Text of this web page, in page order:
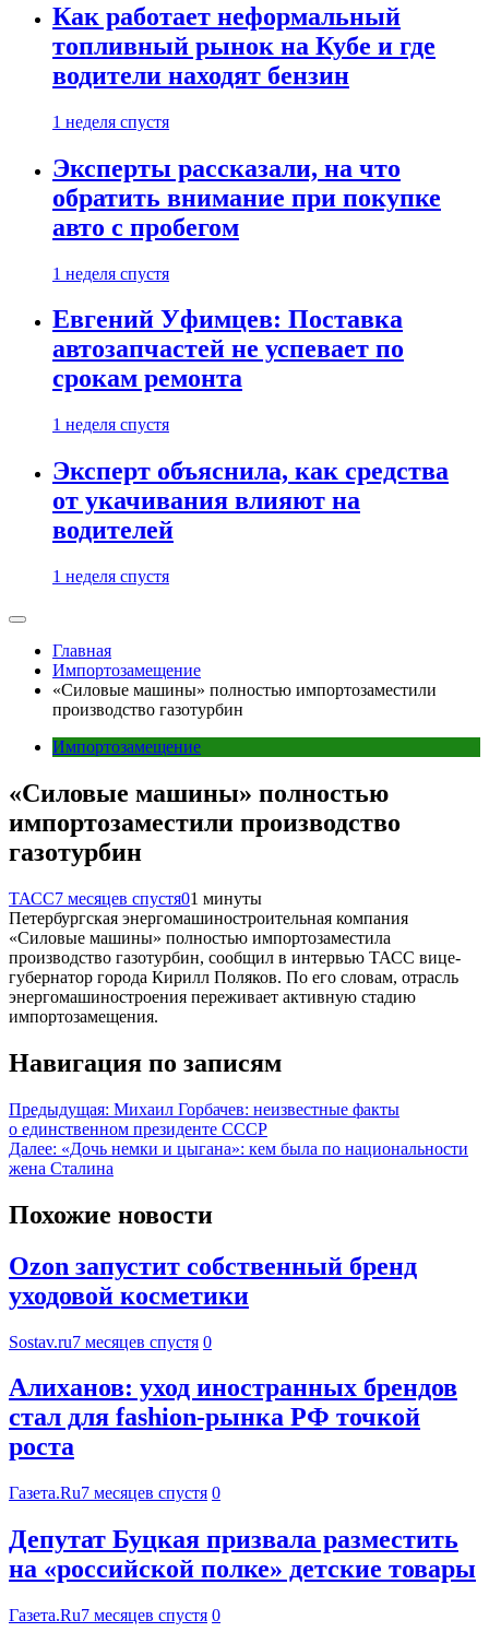
Как работает неформальный
топливный рынок на Кубе и где
водители находят бензин
1 неделя спустя
Эксперты рассказали, на что
обратить внимание при покупке
авто с пробегом
1 неделя спустя
Евгений Уфимцев: Поставка
автозапчастей не успевает по
срокам ремонта
1 неделя спустя
Эксперт объяснила, как средства
от укачивания влияют на
водителей
1 неделя спустя
Главная
Импортозамещение
«Силовые машины» полностью импортозаместили
производство газотурбин
Импортозамещение
«Силовые машины» полностью
импортозаместили производство
газотурбин
ТАСС7 месяцев спустя01 минуты
Петербургская энергомашиностроительная компания
«Силовые машины» полностью импортозаместила
производство газотурбин, сообщил в интервью ТАСС вице-
губернатор города Кирилл Поляков. По его словам, отрасль
энергомашиностроения переживает активную стадию
импортозамещения.
Навигация по записям
Предыдущая: Михаил Горбачев: неизвестные факты
о единственном президенте СССР
Далее: «Дочь немки и цыгана»: кем была по национальности
жена Сталина
Похожие новости
Ozon запустит собственный бренд
уходовой косметики
Sostav.ru7 месяцев спустя 0
Алиханов: уход иностранных брендов
стал для fashion-рынка РФ точкой
роста
Газета.Ru7 месяцев спустя 0
Депутат Буцкая призвала разместить
на «российской полке» детские товары
Газета.Ru7 месяцев спустя 0